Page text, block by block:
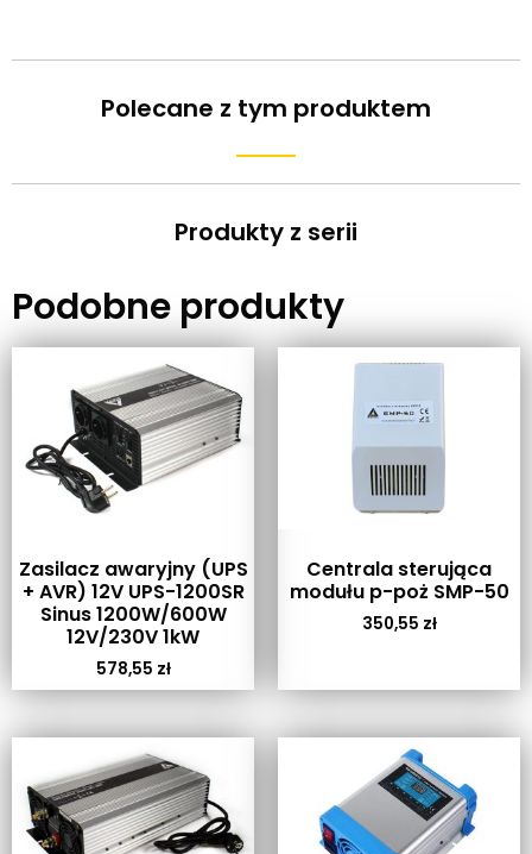
Polecane z tym produktem
Produkty z serii
Podobne produkty
Zasilacz awaryjny (UPS
+ AVR) 12V UPS-1200SR
Sinus 1200W/600W
12V/230V 1kW
578,55 zł
Centrala sterująca
modułu p-poż SMP-50
350,55 zł